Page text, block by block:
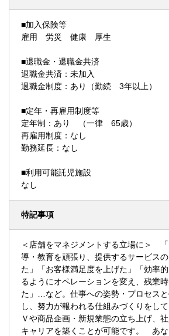
■加入保険等
雇用 労災 健康 厚生
■退職金・退職金共済
退職金共済：未加入
退職金制度：あり（勤続 3年以上）
■定年・再雇用制度等
定年制：あり （一律 65歳）
再雇用制度：なし
勤務延長：なし
■利用可能託児施設
なし
特記事項
＜店舗をマネジメントする立場に＞
導・教育を頑張り、提供するサービス
た」「お客様満足度を上げた」「効率
るようにオペレーションを変え、残業
た」…など。仕事への姿勢・プロセス
し、努力が報われる仕組みづくりをし
Ｖや商品企画・新規業態の立ち上げ、
キャリアを築くことが可能です。 あ